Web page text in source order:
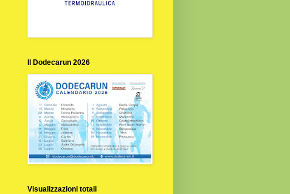
Il Dodecarun 2026
Visualizzazioni totali